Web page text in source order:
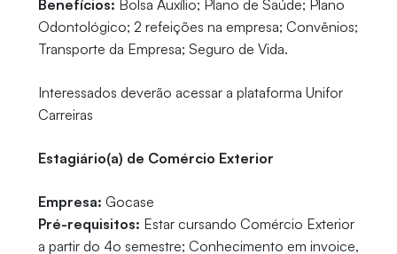
Benefícios: Bolsa Auxílio; Plano de Saúde; Plano
Odontológico; 2 refeições na empresa; Convênios;
Transporte da Empresa; Seguro de Vida.
Interessados deverão acessar a plataforma Unifor
Carreiras
Estagiário(a) de Comércio Exterior
Empresa: Gocase
Pré-requisitos: Estar cursando Comércio Exterior
a partir do 4o semestre; Conhecimento em invoice,